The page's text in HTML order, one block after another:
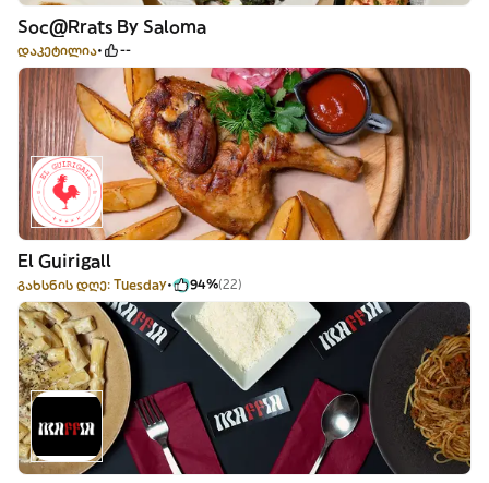
Soc@Rrats By Saloma
დაკეტილია --
El Guirigall
გახსნის დღე: Tuesday 94%(22)